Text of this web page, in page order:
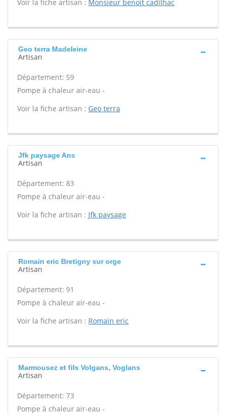
Voir la fiche artisan : Monsieur benoit cadilhac
Geo terra Madeleine
Artisan
Département: 59
Pompe à chaleur air-eau -
Voir la fiche artisan : Geo terra
Jfk paysage Ans
Artisan
Département: 83
Pompe à chaleur air-eau -
Voir la fiche artisan : Jfk paysage
Romain eric Bretigny sur orge
Artisan
Département: 91
Pompe à chaleur air-eau -
Voir la fiche artisan : Romain eric
Marmousez et fils Volgans, Voglans
Artisan
Département: 73
Pompe à chaleur air-eau -